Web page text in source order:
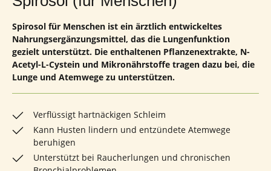
Spirosol für Menschen ist ein ärztlich entwickeltes
Nahrungsergänzungsmittel, das die Lungenfunktion
gezielt unterstützt. Die enthaltenen Pflanzenextrakte, N-
Acetyl-L-Cystein und Mikronährstoffe tragen dazu bei, die
Lunge und Atemwege zu unterstützen.
Verflüssigt hartnäckigen Schleim
Kann Husten lindern und entzündete Atemwege
beruhigen
Unterstützt bei Raucherlungen und chronischen